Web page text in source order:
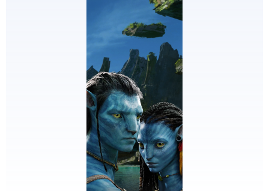
EDICIONES
ESPECIALES